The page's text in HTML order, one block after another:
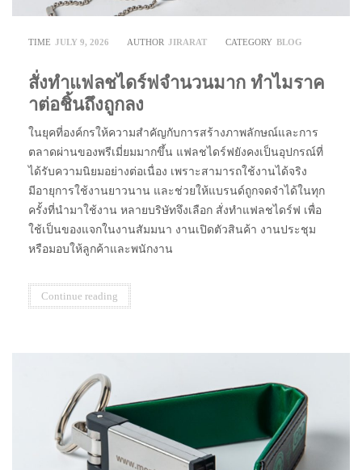
TIME JULY 9, 2026 AUTHOR JIRARAT CATEGORY BLOG
สั่งทำแฟลชไดร์ฟจำนวนมาก ทำไมราค
าต่อชิ้นถึงถูกลง
ในยุคที่องค์กรให้ความสำคัญกับการสร้างภาพลักษณ์และการ
ตลาดผ่านของพรีเมี่ยมมากขึ้น แฟลชไดร์ฟยังคงเป็นอุปกรณ์ที่
ได้รับความนิยมอย่างต่อเนื่อง เพราะสามารถใช้งานได้จริง
มีอายุการใช้งานยาวนาน และช่วยให้แบรนด์ถูกจดจำได้ในทุก
ครั้งที่นำมาใช้งาน หลายบริษัทจึงเลือก สั่งทำแฟลชไดร์ฟ เพื่อ
ใช้เป็นของแจกในงานสัมมนา งานเปิดตัวสินค้า งานประชุม
หรือมอบให้ลูกค้าและพนักงาน
Continue reading